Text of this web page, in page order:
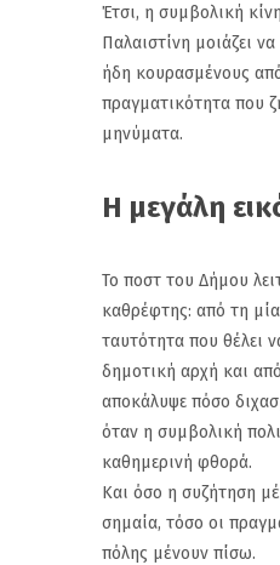
Έτσι, η συμβολική
Παλαιστίνη μοιάζει
ήδη κουρασμένους
πραγματικότητα που
μηνύματα.
Η μεγάλη
Το ποστ του Δήμου
καθρέφτης: από τη μία
ταυτότητα που θέλει
δημοτική αρχή και
αποκάλυψε πόσο
όταν η συμβολική
καθημερινή φθορά.
Και όσο η συζήτηση
σημαία, τόσο οι
πόλης μένουν πίσω.